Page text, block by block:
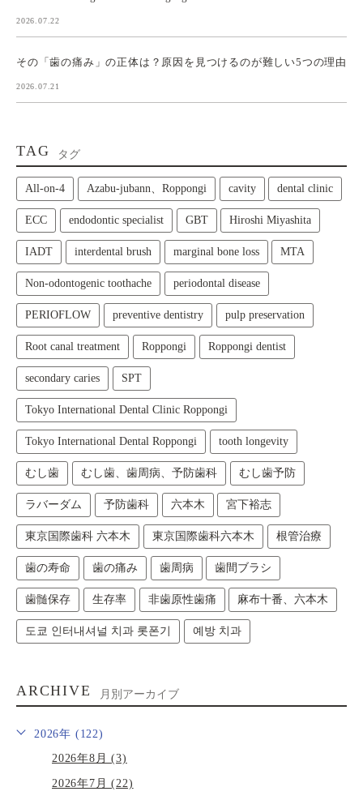
2026.07.22
その「歯の痛み」の正体は？原因を見つけるのが難しい5つの理由
2026.07.21
TAG タグ
All‑on‑4 Azabu-jubann、Roppongi cavity dental clinic
ECC endodontic specialist GBT Hiroshi Miyashita
IADT interdental brush marginal bone loss MTA
Non-odontogenic toothache periodontal disease
PERIOFLOW preventive dentistry pulp preservation
Root canal treatment Roppongi Roppongi dentist
secondary caries SPT
Tokyo International Dental Clinic Roppongi
Tokyo International Dental Roppongi tooth longevity
むし歯 むし歯、歯周病、予防歯科 むし歯予防
ラバーダム 予防歯科 六本木 宮下裕志
東京国際歯科 六本木 東京国際歯科六本木 根管治療
歯の寿命 歯の痛み 歯周病 歯間ブラシ
歯髄保存 生存率 非歯原性歯痛 麻布十番、六本木
도쿄 인터내셔널 치과 롯폰기 예방 치과
ARCHIVE 月別アーカイブ
2026年 (122)
2026年8月 (3)
2026年7月 (22)